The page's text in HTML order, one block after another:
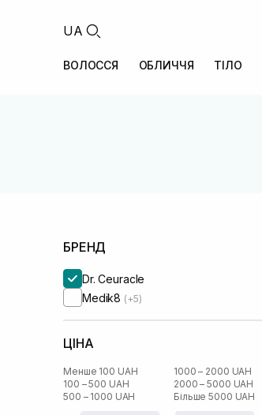
UA
ВОЛОССЯ ОБЛИЧЧЯ ТІЛО
БРЕНД
Dr. Ceuracle
Medik8 (+5)
ЦІНА
Менше 100 UAH
100 – 500 UAH
500 – 1000 UAH
1000 – 2000 UAH
2000 – 5000 UAH
Більше 5000 UAH